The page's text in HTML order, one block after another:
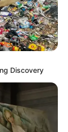
realizó
Discovery